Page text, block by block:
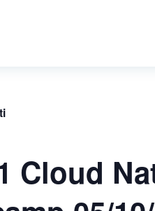
Cloud